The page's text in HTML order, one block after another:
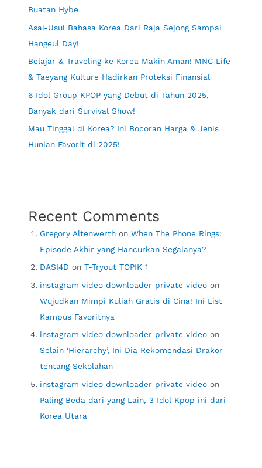
Buatan Hybe
Asal-Usul Bahasa Korea Dari Raja Sejong Sampai
Hangeul Day!
Belajar & Traveling ke Korea Makin Aman! MNC Life
& Taeyang Kulture Hadirkan Proteksi Finansial
6 Idol Group KPOP yang Debut di Tahun 2025,
Banyak dari Survival Show!
Mau Tinggal di Korea? Ini Bocoran Harga & Jenis
Hunian Favorit di 2025!
Recent Comments
Gregory Altenwerth onWhen The Phone Rings:
Episode Akhir yang Hancurkan Segalanya?
DASI4D onT-Tryout TOPIK 1
instagram video downloader private video on
Wujudkan Mimpi Kuliah Gratis di Cina! Ini List
Kampus Favoritnya
instagram video downloader private video on
Selain ‘Hierarchy’, Ini Dia Rekomendasi Drakor
tentang Sekolahan
instagram video downloader private video on
Paling Beda dari yang Lain, 3 Idol Kpop ini dari
Korea Utara